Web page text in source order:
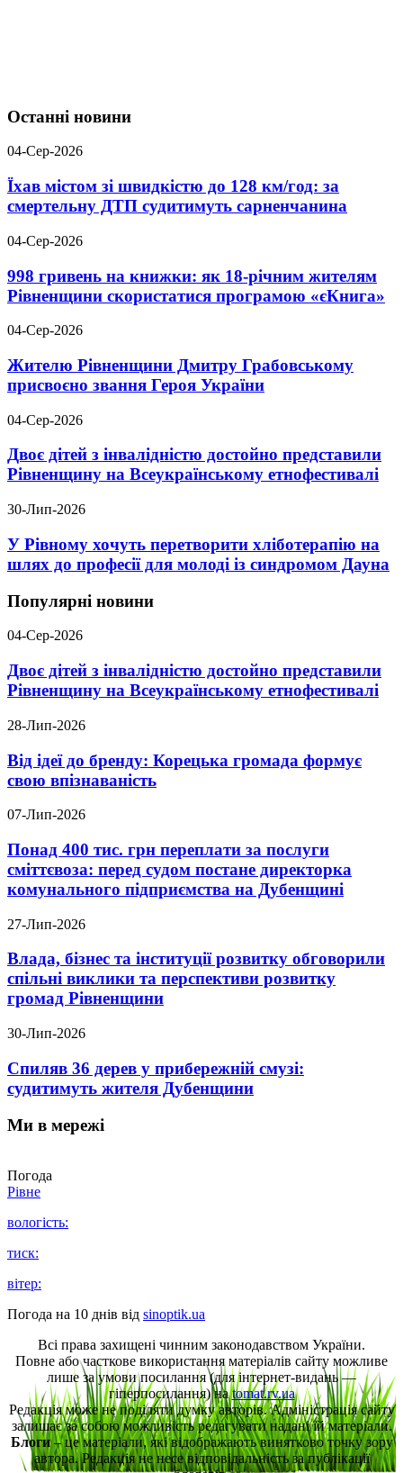
Останні новини
04-Сер-2026
Їхав містом зі швидкістю до 128 км/год: за
смертельну ДТП судитимуть сарненчанина
04-Сер-2026
998 гривень на книжки: як 18-річним жителям
Рівненщини скористатися програмою «єКнига»
04-Сер-2026
Жителю Рівненщини Дмитру Грабовському
присвоєно звання Героя України
04-Сер-2026
Двоє дітей з інвалідністю достойно представили
Рівненщину на Всеукраїнському етнофестивалі
30-Лип-2026
У Рівному хочуть перетворити хліботерапію на
шлях до професії для молоді із синдромом Дауна
Популярні новини
04-Сер-2026
Двоє дітей з інвалідністю достойно представили
Рівненщину на Всеукраїнському етнофестивалі
28-Лип-2026
Від ідеї до бренду: Корецька громада формує
свою впізнаваність
07-Лип-2026
Понад 400 тис. грн переплати за послуги
сміттєвоза: перед судом постане директорка
комунального підприємства на Дубенщині
27-Лип-2026
Влада, бізнес та інституції розвитку обговорили
спільні виклики та перспективи розвитку
громад Рівненщини
30-Лип-2026
Спиляв 36 дерев у прибережній смузі:
судитимуть жителя Дубенщини
Ми в мережі
Погода
Рівне
вологість:
тиск:
вітер:
Погода на 10 днів від sinoptik.ua
Всі права захищені чинним законодавством України.
Повне або часткове використання матеріалів сайту можливе
лише за умови посилання (для інтернет-видань —
гіперпосилання) наtomat.rv.ua
Редакція може не поділяти думку авторів. Адміністрація сайту
залишає за собою можливість редагувати надані їй матеріали.
Блоги– це матеріали, які відображають винятково точку зору
автора. Редакція не несе відповідальність за публікації